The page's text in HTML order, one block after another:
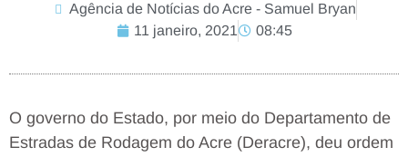
Agência de Notícias do Acre - Samuel Bryan
11 janeiro, 2021
08:45
O governo do Estado, por meio do Departamento de
Estradas de Rodagem do Acre (Deracre), deu ordem